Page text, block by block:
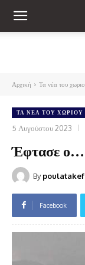
Αρχική Τα νέα του
ΤΑ ΝΈΑ ΤΟΥ
5 Αυγούστου 2023
Έφτασε
By
Facebook